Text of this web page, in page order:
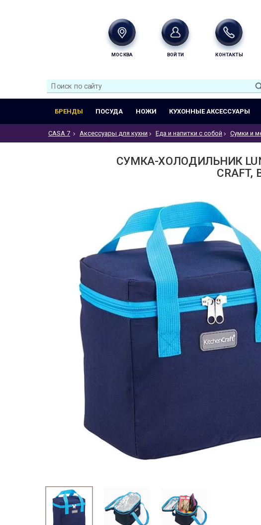
МОСКВА ВОЙТИ КОНТАКТЫ
БРЕНДЫ ПОСУДА НОЖИ КУХОННЫЕ АКСЕССУАРЫ
CASA 7 Аксессуары для кухни Еда и напитки с собой Сумки и
СУМКА-ХОЛОДИЛЬНИК